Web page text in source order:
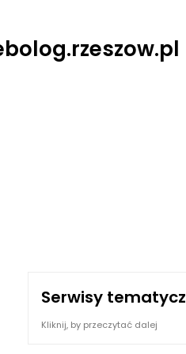
Serwisy
Kliknij, by przeczytać dalej